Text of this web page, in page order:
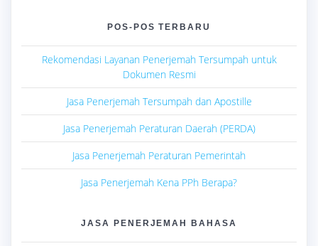
POS-POS TERBARU
Rekomendasi Layanan Penerjemah Tersumpah untuk
Dokumen Resmi
Jasa Penerjemah Tersumpah dan Apostille
Jasa Penerjemah Peraturan Daerah (PERDA)
Jasa Penerjemah Peraturan Pemerintah
Jasa Penerjemah Kena PPh Berapa?
JASA PENERJEMAH BAHASA